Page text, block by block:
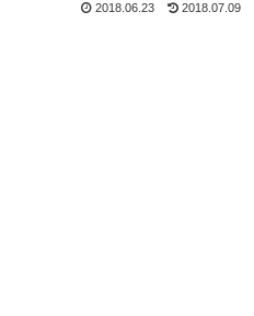
2018.07.09
2018.06.23